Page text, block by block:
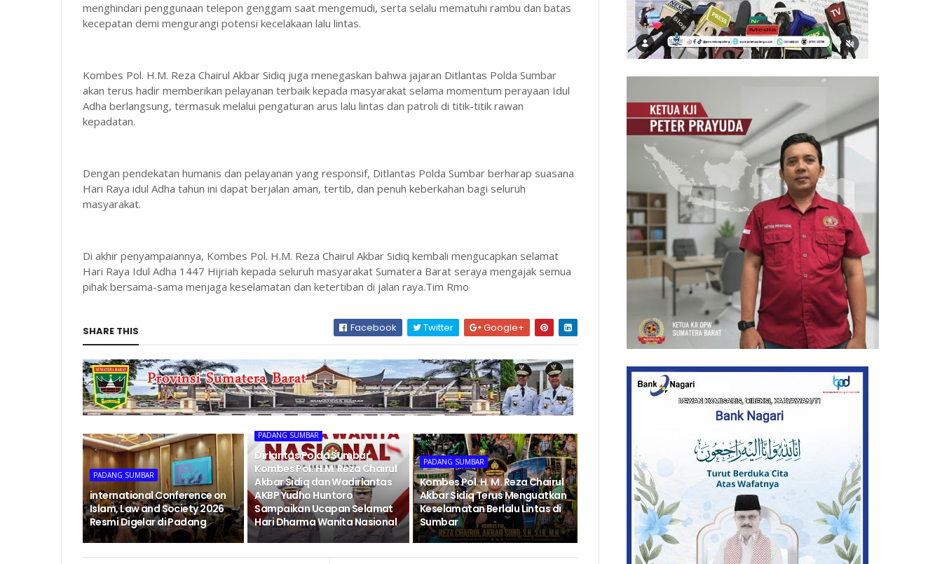
menghindari penggunaan telepon genggam saat mengemudi, serta selalu mematuhi rambu dan batas
kecepatan demi mengurangi potensi kecelakaan lalu lintas.
Kombes Pol. H.M. Reza Chairul Akbar Sidiq juga menegaskan bahwa jajaran Ditlantas Polda Sumbar
akan terus hadir memberikan pelayanan terbaik kepada masyarakat selama momentum perayaan Idul
Adha berlangsung, termasuk melalui pengaturan arus lalu lintas dan patroli di titik-titik rawan
kepadatan.
Dengan pendekatan humanis dan pelayanan yang responsif, Ditlantas Polda Sumbar berharap suasana
Hari Raya idul Adha tahun ini dapat berjalan aman, tertib, dan penuh keberkahan bagi seluruh
masyarakat.
Di akhir penyampaiannya, Kombes Pol. H.M. Reza Chairul Akbar Sidiq kembali mengucapkan selamat
Hari Raya Idul Adha 1447 Hijriah kepada seluruh masyarakat Sumatera Barat seraya mengajak semua
pihak bersama-sama menjaga keselamatan dan ketertiban di jalan raya.Tim Rmo
SHARE THIS Facebook Twitter Google+
PADANG SUMBAR
international Conference on
Islam, Law and Society 2026
Resmi Digelar di Padang
PADANG SUMBAR
Dirlantas Polda Sumbar
Kombes Pol. H.M. Reza Chairul
Akbar Sidiq dan Wadirlantas
AKBP Yudho Huntoro
Sampaikan Ucapan Selamat
Hari Dharma Wanita Nasional
PADANG SUMBAR
Kombes Pol. H. M. Reza Chairul
Akbar Sidiq Terus Menguatkan
Keselamatan Berlalu Lintas di
Sumbar